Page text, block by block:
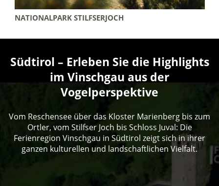
NATIONALPARK STILFSERJOCH
Südtirol – Erleben Sie die Highlights
im Vinschgau aus der
Vogelperspektive
Vom Reschensee über das Kloster Marienberg bis zum
Ortler, vom Stilfser Joch bis Schloss Juval: Die
Ferienregion Vinschgau in Südtirol zeigt sich in ihrer
ganzen kulturellen und landschaftlichen Vielfalt.